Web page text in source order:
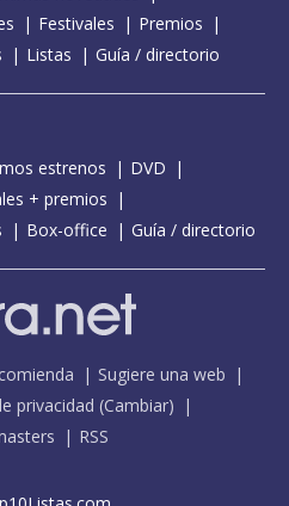
Festivales
Premios
Listas Guía / directorio
estrenos
DVD
+ premios
Box-office Guía / directorio
Sugiere una web
privacidad (Cambiar)
RSS